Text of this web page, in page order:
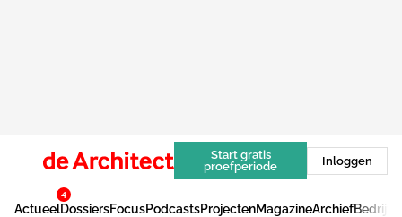
Start gratis
proefperiode
Inloggen
Actueel
4
DossiersFocusPodcastsProjectenMagazineArchief